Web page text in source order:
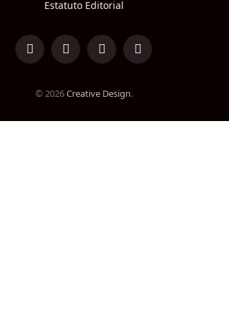
Estatuto Editorial
LinkedInFacebookInstagramTikTok
© 2026Creative Design.